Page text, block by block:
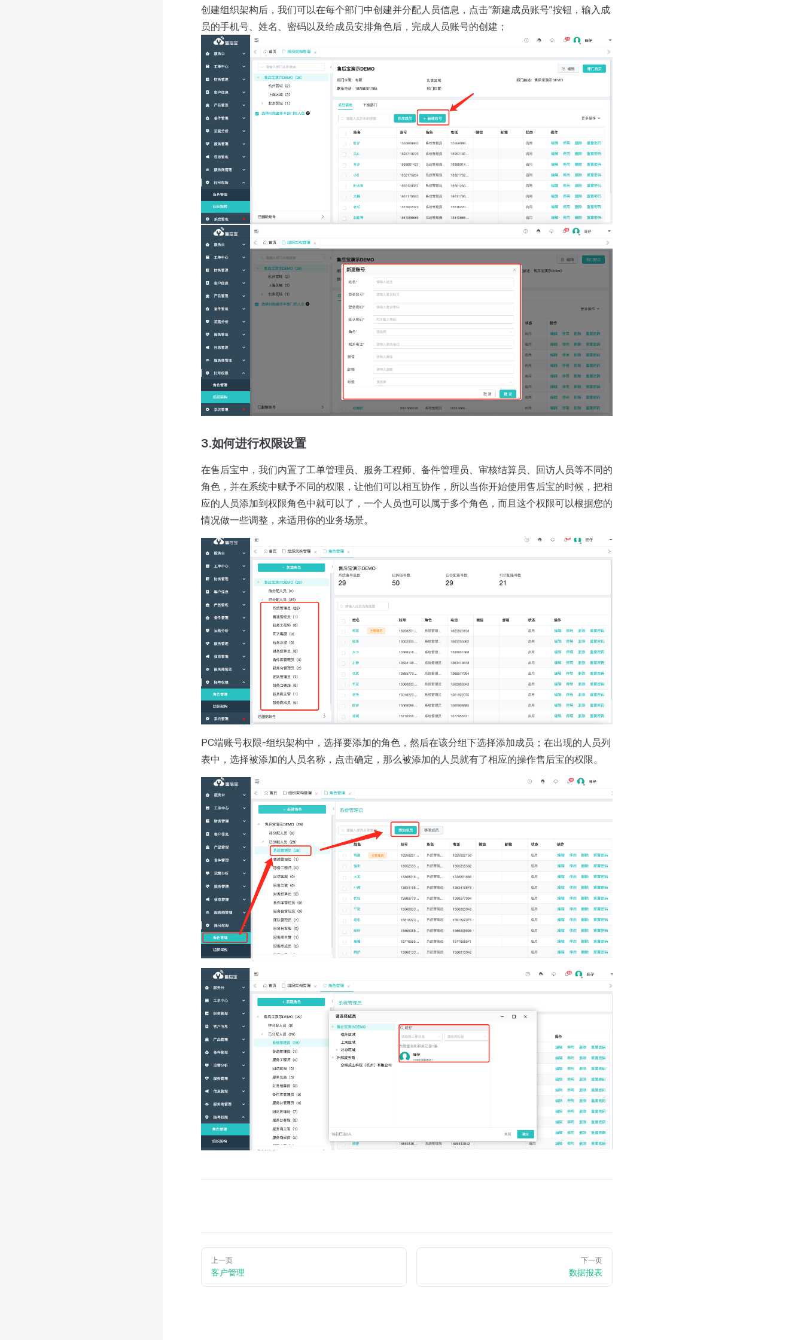
创建组织架构后，我们可以在每个部门中创建并分配人员信息，点击“新建成员账号”按钮，输入成
员的手机号、姓名、密码以及给成员安排角色后，完成人员账号的创建；
3.如何进行权限设置
在售后宝中，我们内置了工单管理员、服务工程师、备件管理员、审核结算员、回访人员等不同的
角色，并在系统中赋予不同的权限，让他们可以相互协作，所以当你开始使用售后宝的时候，把相
应的人员添加到权限角色中就可以了，一个人员也可以属于多个角色，而且这个权限可以根据您的
情况做一些调整，来适用你的业务场景。
PC端账号权限-组织架构中，选择要添加的角色，然后在该分组下选择添加成员；在出现的人员列
表中，选择被添加的人员名称，点击确定，那么被添加的人员就有了相应的操作售后宝的权限。
上一页
客户管理
下一页
数据报表